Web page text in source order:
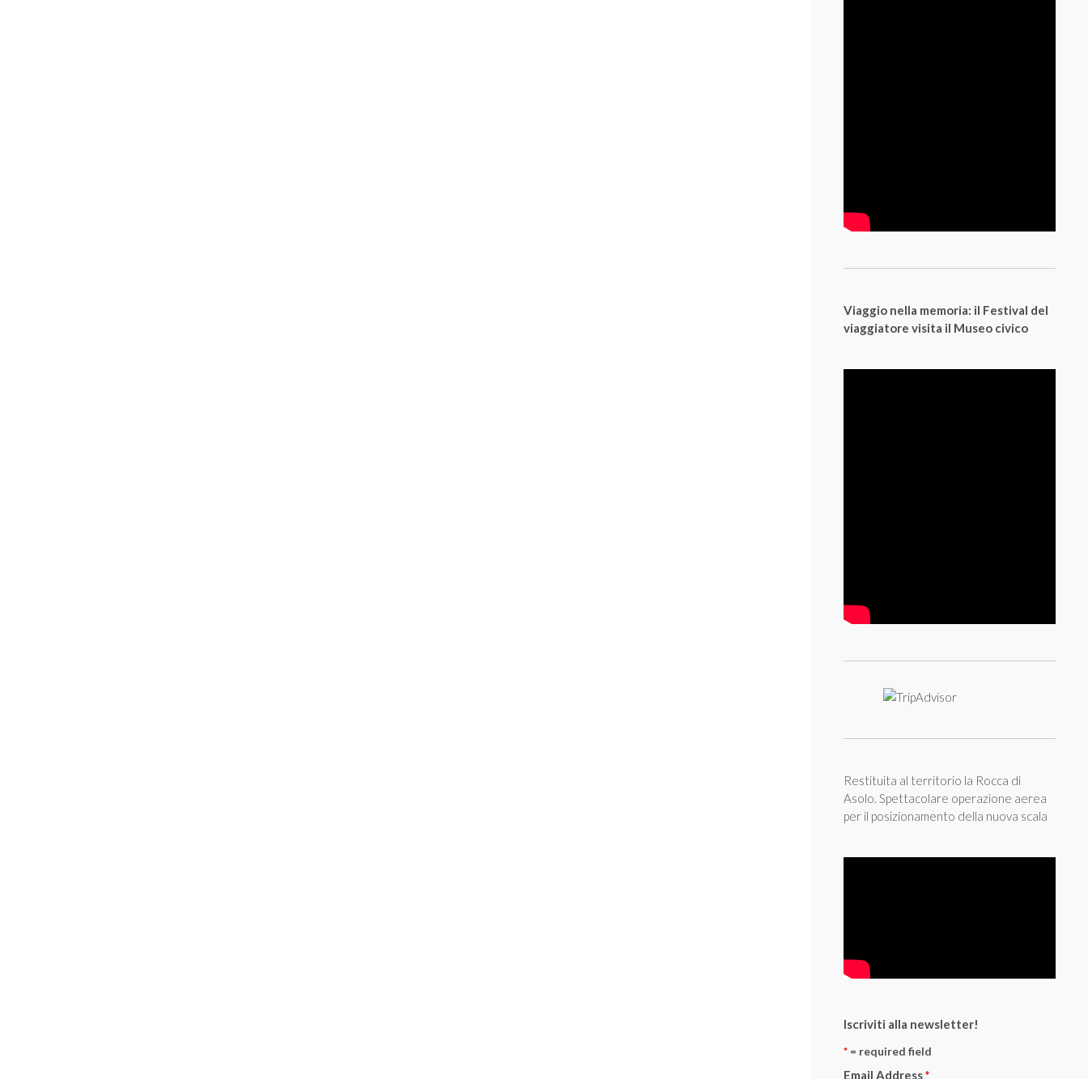
Viaggio nella memoria: il Festival del
viaggiatore visita il Museo civico
Restituita al territorio la Rocca di
Asolo. Spettacolare operazione aerea
per il posizionamento della nuova scala
Iscriviti alla newsletter!
* = required field
Email Address*